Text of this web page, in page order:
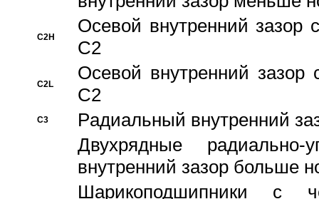
C2H
Осевой внутренний зазор
C2
C2L
Осевой внутренний зазор
C2
C3
Pадиальный внутренний
Двухрядные радиально-
внутренний зазор больше
Шарикоподшипники с